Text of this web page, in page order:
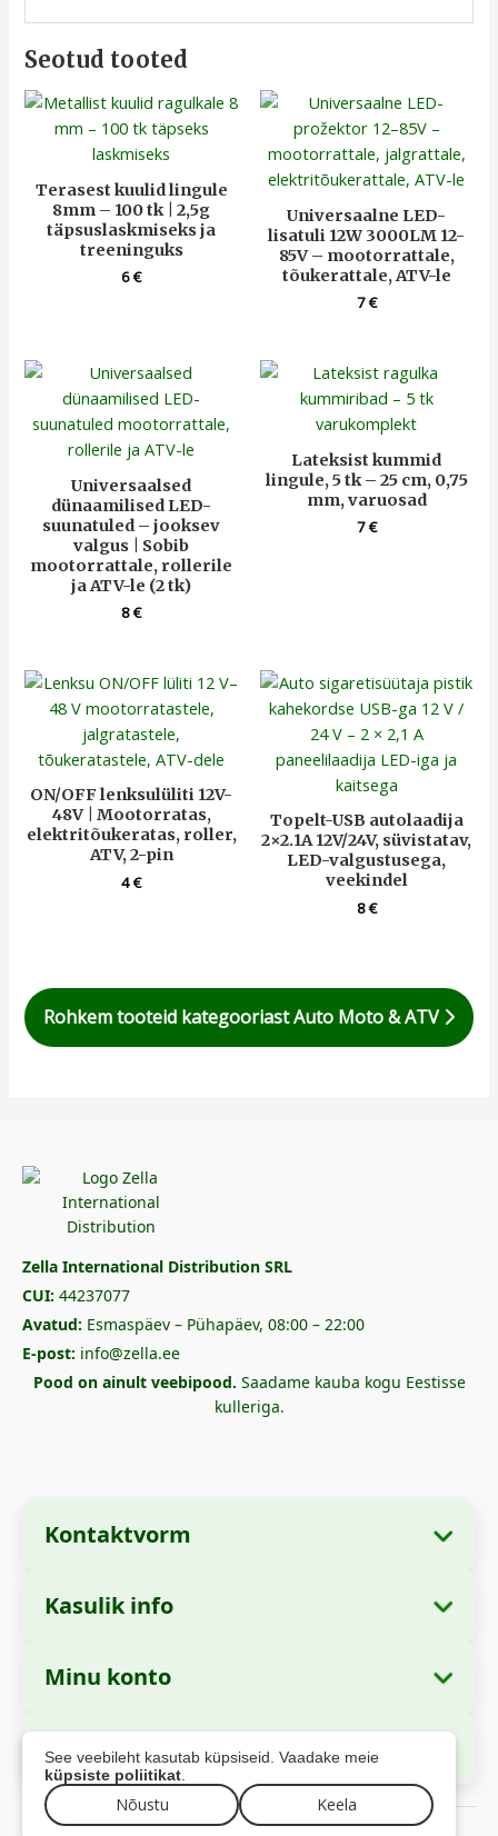
See veebileht kasutab küpsiseid. Vaadake meie
küpsiste poliitikat
Nõustu Keela
Seotud tooted
Terasest kuulid lingule
8mm – 100 tk | 2,5g
täpsuslaskmiseks ja
treeninguks
6€
Universaalne LED-
lisatuli 12W 3000LM 12-
85V – mootorrattale,
tõukerattale, ATV-le
7€
Universaalsed
dünaamilised LED-
suunatuled – jooksev
valgus | Sobib
mootorrattale, rollerile
ja ATV-le (2 tk)
8€
Lateksist kummid
lingule, 5 tk – 25 cm, 0,75
mm, varuosad
7€
ON/OFF lenksulüliti 12V-
48V | Mootorratas,
elektritõukeratas, roller,
ATV, 2-pin
4€
Topelt-USB autolaadija
2×2.1A 12V/24V, süvistatav,
LED-valgustusega,
veekindel
8€
Rohkem tooteid kategooriast Auto Moto & ATV
Zella International Distribution SRL
CUI: 44237077
Avatud: Esmaspäev – Pühapäev, 08:00 – 22:00
E-post: info@zella.ee
Pood on ainult veebipood. Saadame kauba kogu Eestisse
kulleriga.
Kontaktvorm
Ettevõtte nimi:
SRL
Asukoht:Strada Cuza Vodă nr. 97, Sector 4,
București, 040283, România
44237077
Kasulik info
Kuidas tellida?
Makseviisid
Saatmise info
Tagastuspoliitika
Minu konto
Minu tellimused
Isikuandmed
Aadressid
Turvaline maksmine
© 2026 zella.ee – Kõik õigused kaitstud